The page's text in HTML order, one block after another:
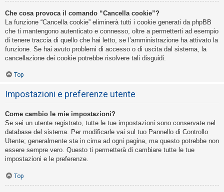
Che cosa provoca il comando “Cancella cookie”?
La funzione “Cancella cookie” eliminerà tutti i cookie generati da phpBB
che ti mantengono autenticato e connesso, oltre a permetterti ad esempio
di tenere traccia di quello che hai letto, se l’amministrazione ha attivato la
funzione. Se hai avuto problemi di accesso o di uscita dal sistema, la
cancellazione dei cookie potrebbe risolvere tali disguidi.
Top
Impostazioni e preferenze utente
Come cambio le mie impostazioni?
Se sei un utente registrato, tutte le tue impostazioni sono conservate nel
database del sistema. Per modificarle vai sul tuo Pannello di Controllo
Utente; generalmente sta in cima ad ogni pagina, ma questo potrebbe non
essere sempre vero. Questo ti permetterà di cambiare tutte le tue
impostazioni e le preferenze.
Top